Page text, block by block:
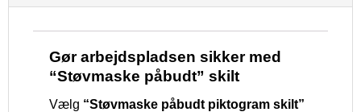
Gør arbejdspladsen sikker med
“Støvmaske påbudt” skilt
Vælg “Støvmaske påbudt piktogram skilt”